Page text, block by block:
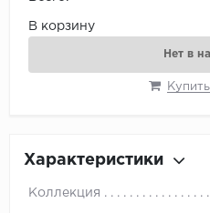
В корзину
Нет в
Характеристики
Коллекция